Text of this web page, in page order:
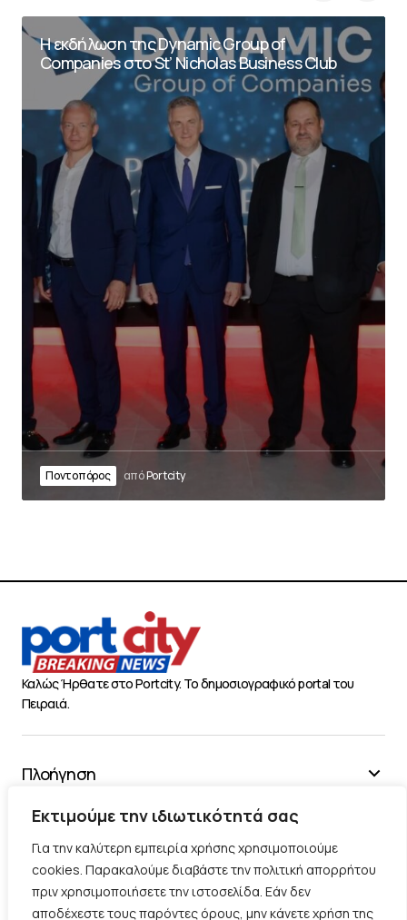
Εκτιμούμε την ιδιωτικότητά σας
Για την καλύτερη εμπειρία χρήσης χρησιμοποιούμε
cookies. Παρακαλούμε διαβάστε την πολιτική απορρήτου
πριν χρησιμοποιήσετε την ιστοσελίδα. Εάν δεν
αποδέχεστε τους παρόντες όρους, μην κάνετε χρήση της
Η εκδήλωση της Dynamic Group of
Companies στο St’ Nicholas Business Club
Ποντοπόρος απόPortcity
Καλώς Ήρθατε στο Portcity. Το δημοσιογραφικό portal του
Πειραιά.
Πλοήγηση
Χρήσιμα
Διάφορα
Ακολουθήστε μας